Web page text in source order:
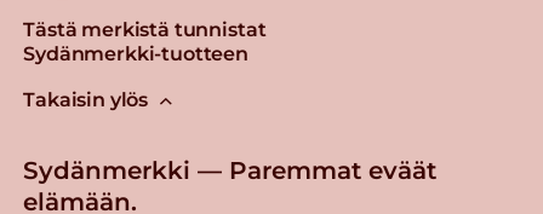
Tästä merkistä tunnistat
Sydänmerkki-tuotteen
Takaisin ylös
Sydänmerkki — Paremmat eväät
elämään.